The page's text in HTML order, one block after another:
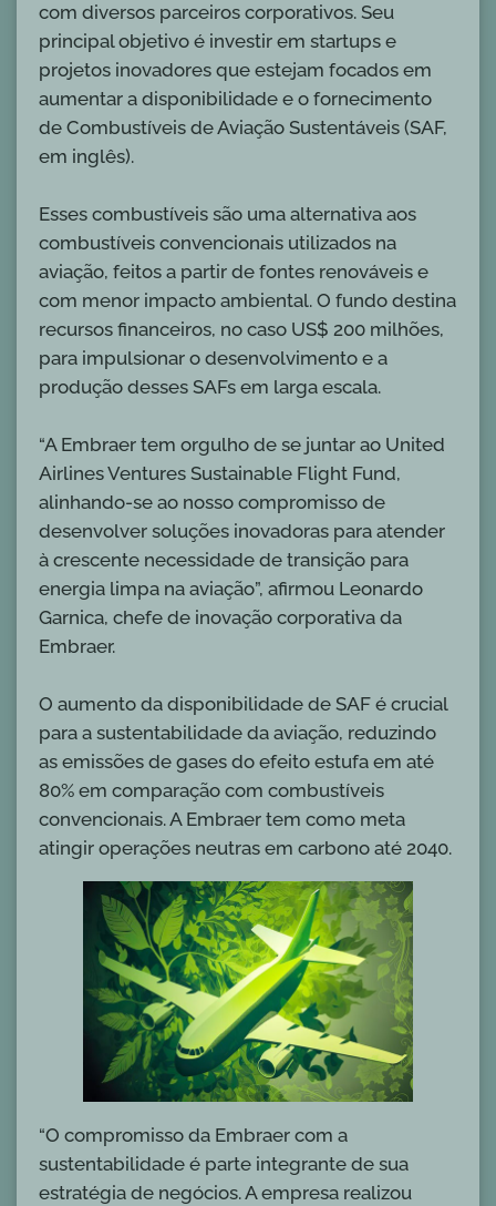
com diversos parceiros corporativos. Seu
principal objetivo é investir em startups e
projetos inovadores que estejam focados em
aumentar a disponibilidade e o fornecimento
de Combustíveis de Aviação Sustentáveis (SAF,
em inglês).
Esses combustíveis são uma alternativa aos
combustíveis convencionais utilizados na
aviação, feitos a partir de fontes renováveis e
com menor impacto ambiental. O fundo destina
recursos financeiros, no caso US$ 200 milhões,
para impulsionar o desenvolvimento e a
produção desses SAFs em larga escala.
“A Embraer tem orgulho de se juntar ao United
Airlines Ventures Sustainable Flight Fund,
alinhando-se ao nosso compromisso de
desenvolver soluções inovadoras para atender
à crescente necessidade de transição para
energia limpa na aviação”, afirmou Leonardo
Garnica, chefe de inovação corporativa da
Embraer.
O aumento da disponibilidade de SAF é crucial
para a sustentabilidade da aviação, reduzindo
as emissões de gases do efeito estufa em até
80% em comparação com combustíveis
convencionais. A Embraer tem como meta
atingir operações neutras em carbono até 2040.
“O compromisso da Embraer com a
sustentabilidade é parte integrante de sua
estratégia de negócios. A empresa realizou